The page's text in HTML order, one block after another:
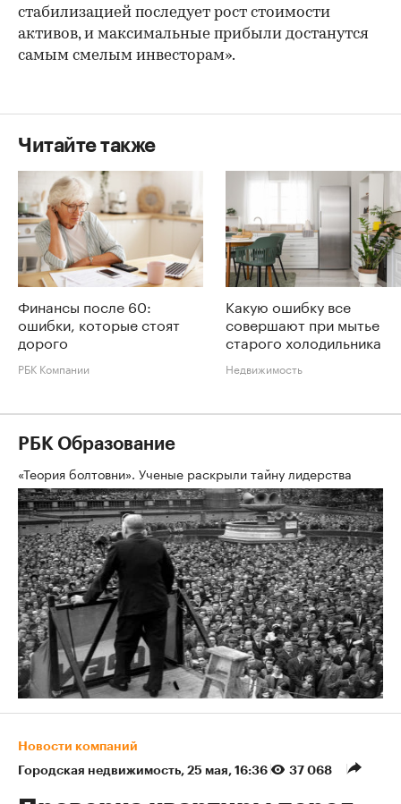
стабилизацией последует рост стоимости
активов, и максимальные прибыли достанутся
самым смелым инвесторам».
Читайте также
Финансы после 60:
ошибки, которые стоят
дорого
РБК Компании
Какую ошибку все
совершают при мытье
старого холодильника
Недвижимость
РБК Образование
«Теория болтовни». Ученые раскрыли тайну лидерства
Новости компаний
Городская недвижимость⁠, 25 мая, 16:36 37 068